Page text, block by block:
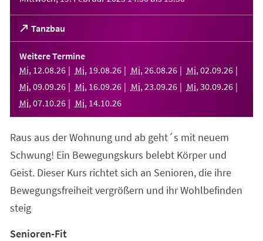
Tanzbau
(Öffnet
in
einem
neuen
Tab)
Weitere Termine
Mi, 12.08.26 Mi, 19.08.26 Mi, 26.08.26 Mi, 02.09.26
Mi, 09.09.26 Mi, 16.09.26 Mi, 23.09.26 Mi, 30.09.26
Mi, 07.10.26 Mi, 14.10.26
Raus aus der Wohnung und ab geht´s mit neuem
Schwung! Ein Bewegungskurs belebt Körper und
Geist. Dieser Kurs richtet sich an Senioren, die ihre
Bewegungsfreiheit vergrößern und ihr Wohlbefinden
steig
Senioren-Fit